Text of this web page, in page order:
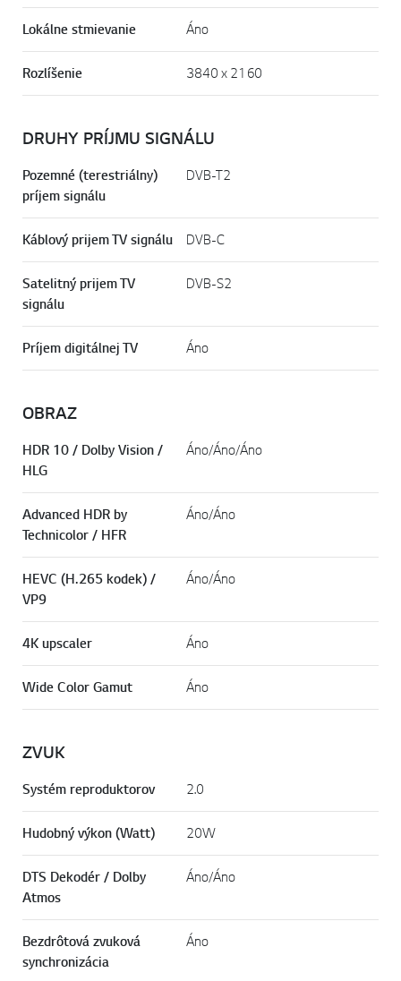
Lokálne stmievanie Áno
Rozlíšenie 3840 x 2160
DRUHY PRÍJMU SIGNÁLU
Pozemné (terestriálny)
príjem signálu
DVB-T2
Káblový prijem TV signálu DVB-C
Satelitný prijem TV
signálu
DVB-S2
Príjem digitálnej TV Áno
OBRAZ
HDR 10 / Dolby Vision /
HLG
Áno/Áno/Áno
Advanced HDR by
Technicolor / HFR
Áno/Áno
HEVC (H.265 kodek) /
VP9
Áno/Áno
4K upscaler Áno
Wide Color Gamut Áno
ZVUK
Systém reproduktorov 2.0
Hudobný výkon (Watt) 20W
DTS Dekodér / Dolby
Atmos
Áno/Áno
Bezdrôtová zvuková
synchronizácia
Áno